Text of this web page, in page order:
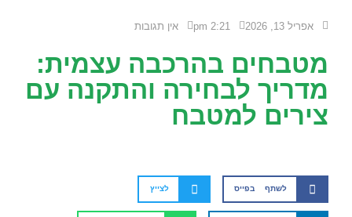
אפריל 13, 2026 2:21 pm אין תגובות
מטבחים בהרכבה עצמית:
מדריך לבחירה והתקנה עם
צירים למטבח
לשתף בפייס לצייץ